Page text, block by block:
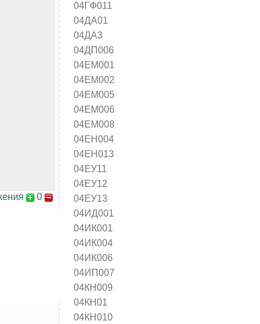
04ГФ011
04ДА01
04ДА3
04ДП006
04ЕМ001
04ЕМ002
04ЕМ005
04ЕМ006
04ЕМ008
04ЕН004
04ЕН013
04ЕУ11
04ЕУ12
04ЕУ13
04ИД001
04ИК001
04ИК004
04ИК006
04ИП007
04КН009
04КН01
04КН010
0